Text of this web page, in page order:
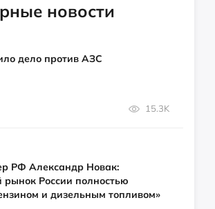
новости
дело против АЗС
15.3K
РФ Александр Новак:
рынок России полностью
и дизельным топливом»